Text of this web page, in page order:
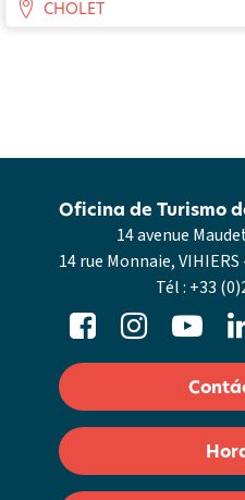
CHOLET
14 avenue
14 rue Monnaie, VIHIERS
Tél : +33
Oficina de Turismo